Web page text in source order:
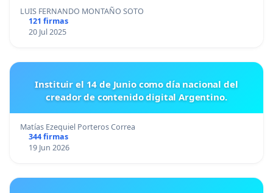
LUIS FERNANDO MONTAÑO SOTO
121 firmas
20 Jul 2025
Instituir el 14 de Junio como día nacional del
creador de contenido digital Argentino.
Matías Ezequiel Porteros Correa
344 firmas
19 Jun 2026